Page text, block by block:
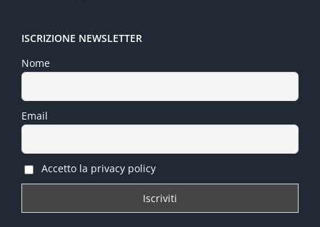
ISCRIZIONE NEWSLETTER
Nome
Email
Accetto la privacy policy